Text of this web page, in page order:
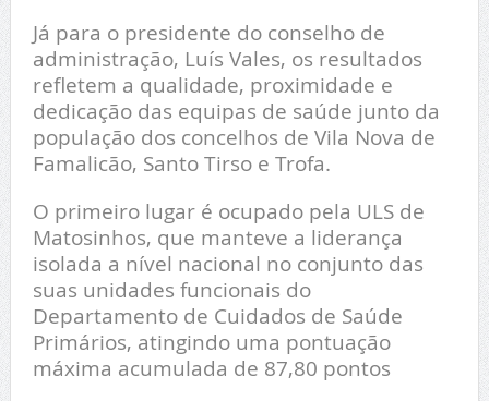
Já para o presidente do conselho de
administração, Luís Vales, os resultados
refletem a qualidade, proximidade e
dedicação das equipas de saúde junto da
população dos concelhos de Vila Nova de
Famalicão, Santo Tirso e Trofa.
O primeiro lugar é ocupado pela ULS de
Matosinhos, que manteve a liderança
isolada a nível nacional no conjunto das
suas unidades funcionais do
Departamento de Cuidados de Saúde
Primários, atingindo uma pontuação
máxima acumulada de 87,80 pontos